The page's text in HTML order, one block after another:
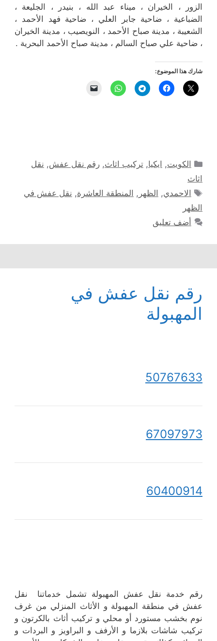
الزور ، الخيران ، ميناء عبد الله ، بنيدر ، الجليعة ،
الضباعية ، ضاحية جابر العلي ، ضاحية فهد الأحمد ،
الشعيبة ، مدينة صباح الأحمد ، النويصيب ، مدينة الخيران
، ضاحية علي صباح السالم ، مدينة صباح الأحمد البحرية .
شارك هذا الموضوع:
التصنيفات
الكويت, ايكيا,تركيب اثاث,رقم نقل عفش, نقل
اثاث
الوسوم
الاحمدي, الظهر , المنطقة العاشرة, نقل عفش في
الظهر
أضف تعليق
رقم نقل عفش في
المهبولة
50767633
67097973
60400914
رقم خدمة نقل عفش المهبولة تشمل خدماتنا نقل
عفش في منطقة المهبولة و الأثاث المنزلي من غرف
نوم بخشب مستورد أو محلي و تركيب أثاث بالكرتون و
تركيب شاشات بلازما و الأرفف و البراويز و البردات و